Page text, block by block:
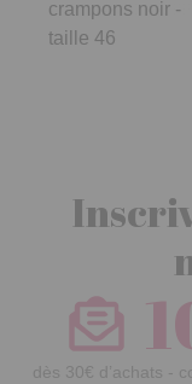
crampons noir -
taille 46
dès 30€ d’achats -